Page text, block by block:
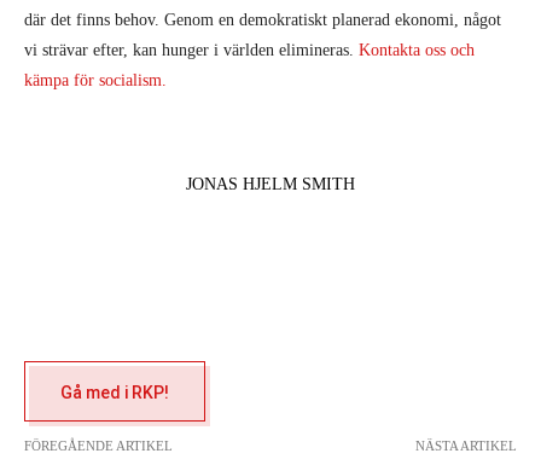
där det finns behov. Genom en demokratiskt planerad ekonomi, något
vi strävar efter, kan hunger i världen elimineras. Kontakta oss och
kämpa för socialism.
JONAS HJELM SMITH
Gå med i RKP!
FÖREGÅENDE ARTIKEL NÄSTA ARTIKEL